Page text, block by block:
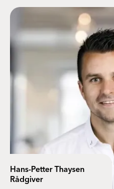
Hans-Petter Thaysen
Rådgiver